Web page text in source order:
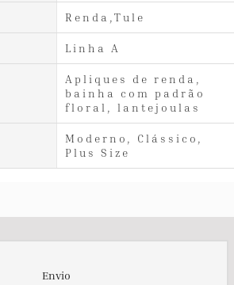
Renda,Tule
Linha A
Apliques de renda,
bainha com padrão
floral, lantejoulas
Moderno, Clássico,
Plus Size
Envio